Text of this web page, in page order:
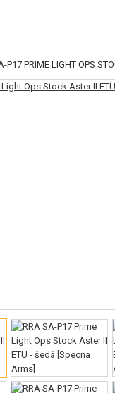
POUZDRA
PÁSKY
KAMERY
P17 PRIME LIGHT OPS